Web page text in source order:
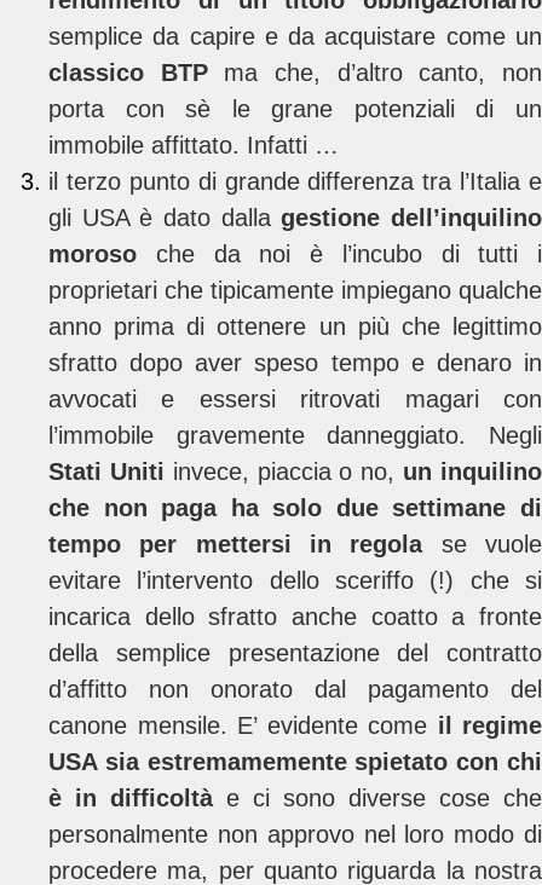
semplice da capire e da acquistare come un
classico BTPma che, d’altro canto, non
porta con sè le grane potenziali di un
immobile affittato. Infatti …
il terzo punto di grande differenza tra l’Italia e
gli USA è dato dallagestione dell’inquilino
moroso che da noi è l’incubo di tutti i
proprietari che tipicamente impiegano qualche
anno prima di ottenere un più che legittimo
sfratto dopo aver speso tempo e denaro in
avvocati e essersi ritrovati magari con
l’immobile gravemente danneggiato. Negli
Stati Uniti invece, piaccia o no, un inquilino
che non paga ha solo due settimane di
tempo per mettersi in regolase vuole
evitare l’intervento dello sceriffo (!) che si
incarica dello sfratto anche coatto a fronte
della semplice presentazione del contratto
d’affitto non onorato dal pagamento del
canone mensile. E’ evidente come il regime
USA sia estremamemente spietato con chi
è in difficoltàe ci sono diverse cose che
personalmente non approvo nel loro modo di
procedere ma, per quanto riguarda la nostra